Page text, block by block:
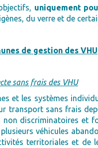
uniquement
du verre et de
de gestion des VHU
sans frais des VHU
et les systèmes
transport sans frais
non discriminatoires et
véhicules
territoriales et de